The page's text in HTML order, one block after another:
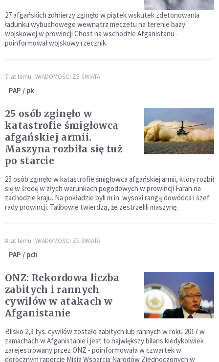
27 afgańskich żołnierzy zginęło w piątek wskutek zdetonowania
ładunku wybuchowego wewnątrz meczetu na terenie bazy
wojskowej w prowincji Chost na wschodzie Afganistanu -
poinformował wojskowy rzecznik.
7 lat temu WIADOMOŚCI ZE ŚWIATA
PAP / pk
25 osób zginęło w
katastrofie śmigłowca
afgańskiej armii.
Maszyna rozbiła się tuż
po starcie
25 osób zginęło w katastrofie śmigłowca afgańskiej armii, który rozbił
się w środę w złych warunkach pogodowych w prowincji Farah na
zachodzie kraju. Na pokładzie byli m.in. wysoki rangą dowódca i szef
rady prowincji. Talibowie twierdzą, że zestrzelili maszynę.
8 lat temu WIADOMOŚCI ZE ŚWIATA
PAP / pch
ONZ: Rekordowa liczba
zabitych i rannych
cywilów w atakach w
Afganistanie
Blisko 2,3 tys. cywilów zostało zabitych lub rannych w roku 2017 w
zamachach w Afganistanie i jest to największy bilans kiedykolwiek
zarejestrowany przez ONZ - poinformowała w czwartek w
dorocznym raporcie Misja Wsparcia Narodów Zjednoczonych w